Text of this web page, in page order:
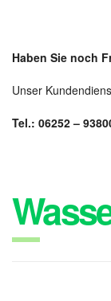
Haben Sie noch
Unser
Tel.: 06252 –